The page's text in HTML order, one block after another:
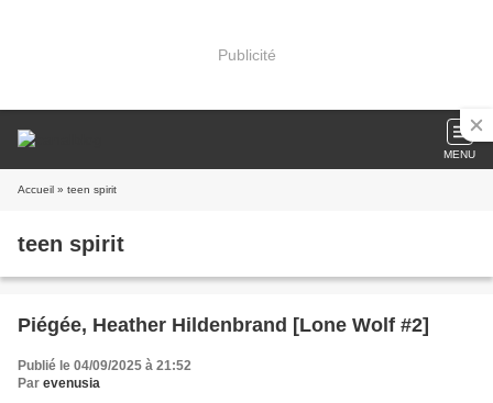
Publicité
MENU
Accueil » teen spirit
teen spirit
Piégée, Heather Hildenbrand [Lone Wolf #2]
Publié le 04/09/2025 à 21:52
Par evenusia